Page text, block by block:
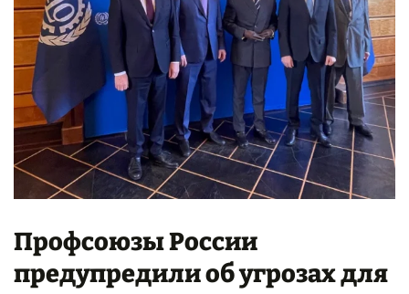
Профсоюзы России
предупредили об угрозах для